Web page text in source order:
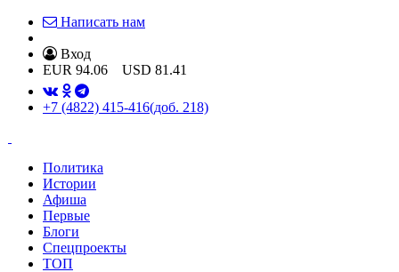
Написать нам
Вход
EUR 94.06 USD 81.41
+7 (4822) 415-416(доб. 218)
Политика
Истории
Афиша
Первые
Блоги
Спецпроекты
ТОП